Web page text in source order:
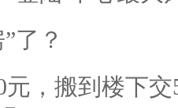
了？
元，搬到楼下